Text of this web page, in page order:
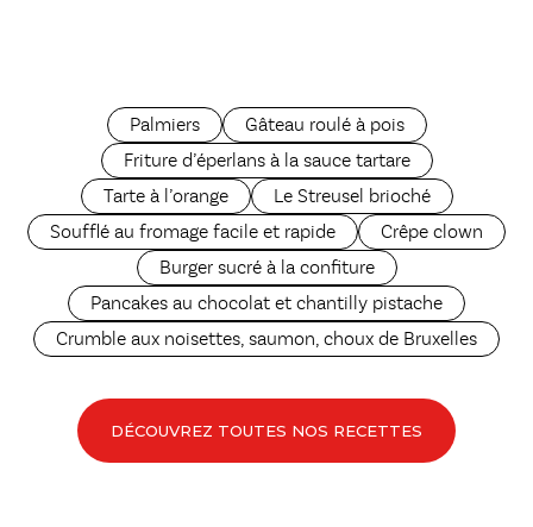
Palmiers
Gâteau roulé à pois
Friture d’éperlans à la sauce tartare
Tarte à l’orange
Le Streusel brioché
Soufflé au fromage facile et rapide
Crêpe clown
Burger sucré à la confiture
Pancakes au chocolat et chantilly pistache
Crumble aux noisettes, saumon, choux de Bruxelles
DÉCOUVREZ TOUTES NOS RECETTES